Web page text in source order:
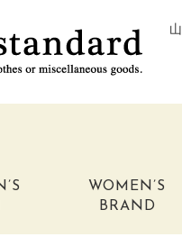
WOMEN’S
BRAND